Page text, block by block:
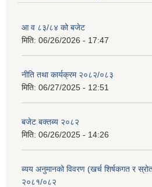
आ व ८३/८४ को बजेट
मिति: 06/26/2026 - 17:47
नीति तथा कार्यक्रम २०८२/०८३
मिति: 06/27/2025 - 12:51
बजेट बक्तब्य २०८२
मिति: 06/26/2025 - 14:26
ब्यय अनुमानको विवरण (खर्च शिर्षकगत र
२०८१/०८२